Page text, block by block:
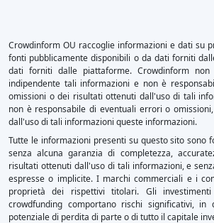
Crowdinform OU raccoglie informazioni e dati su
fonti pubblicamente disponibili o da dati forniti
dati forniti dalle piattaforme. Crowdinform
indipendente tali informazioni e non è
omissioni o dei risultati ottenuti dall'uso di tali
non è responsabile di eventuali errori o
dall'uso di tali informazioni queste informazioni.
Tutte le informazioni presenti su questo sito sono
senza alcuna garanzia di completezza,
risultati ottenuti dall'uso di tali informazioni, e
espresse o implicite. I marchi commerciali e i
proprietà dei rispettivi titolari. Gli
crowdfunding comportano rischi significativi,
potenziale di perdita di parte o di tutto il capitale